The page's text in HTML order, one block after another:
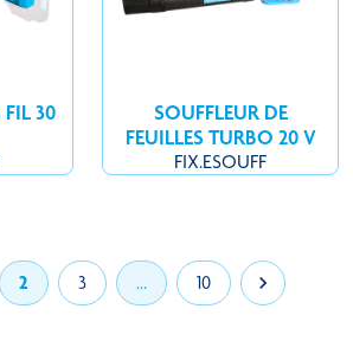
FIL 30
SOUFFLEUR DE
FEUILLES TURBO 20 V
FIX.ESOUFF
2 3 … 10 